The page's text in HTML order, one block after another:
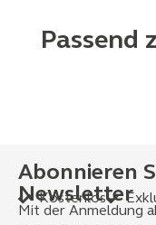
Passend
Abonnieren
Newsletter
Kostenlos
Mit der Anmeldung